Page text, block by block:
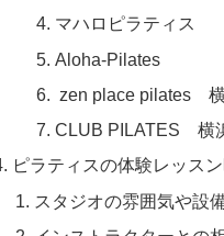
マハロピラティス
Aloha-Pilates
zen place pilates
CLUB PILATES 横
ピラティスの体験レッス
スタジオの雰囲気や設